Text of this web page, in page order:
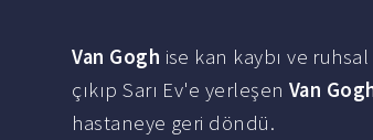
Van Gogh ise kan kaybı ve
çıkıp Sarı Ev'e yerleşen Van
hastaneye geri döndü.